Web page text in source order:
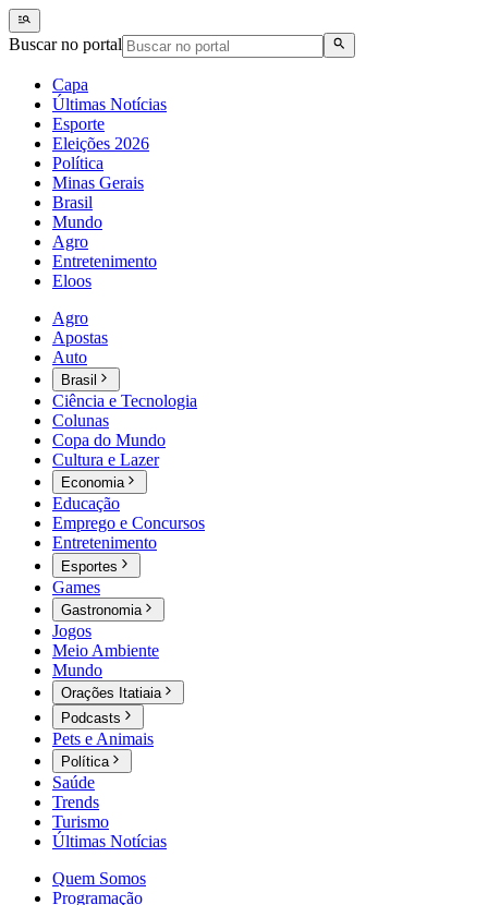
Buscar no portal
Capa
Últimas Notícias
Esporte
Eleições 2026
Política
Minas Gerais
Brasil
Mundo
Agro
Entretenimento
Eloos
Agro
Apostas
Auto
Brasil
Ciência e Tecnologia
Colunas
Copa do Mundo
Cultura e Lazer
Economia
Educação
Emprego e Concursos
Entretenimento
Esportes
Games
Gastronomia
Jogos
Meio Ambiente
Mundo
Orações Itatiaia
Podcasts
Pets e Animais
Política
Saúde
Trends
Turismo
Últimas Notícias
Quem Somos
Programação